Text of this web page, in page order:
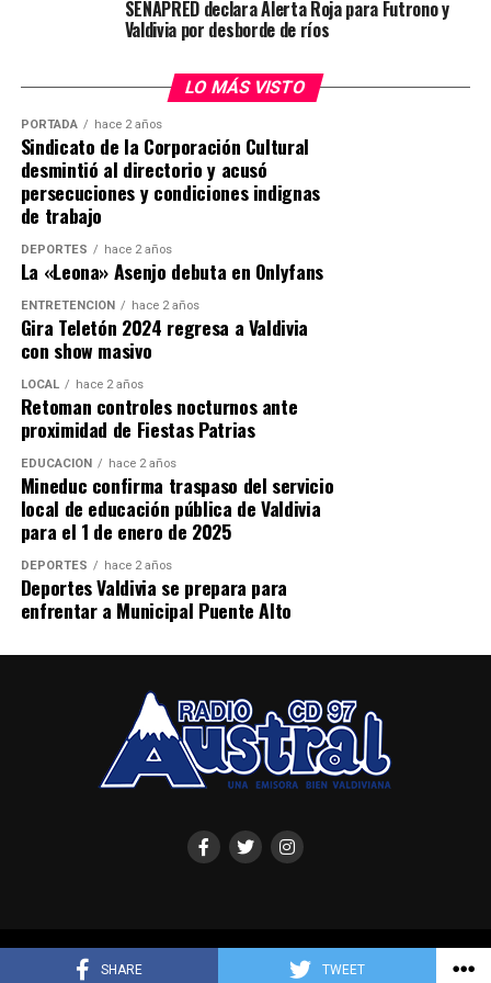
SHARE TWEET
trabajadores, sino que también fortalece a las
organizaciones a largo plazo” indica la CEO de Grupo
Post Views: 1.066
SENAPRED declara Alerta Roja para Futrono y
Valdivia por desborde de ríos
LO MÁS VISTO
PORTADA hace 2 años
Sindicato de la Corporación Cultural
desmintió al directorio y acusó
persecuciones y condiciones indignas
de trabajo
DEPORTES hace 2 años
La «Leona» Asenjo debuta en Onlyfans
ENTRETENCIÓN hace 2 años
Gira Teletón 2024 regresa a Valdivia
con show masivo
LOCAL hace 2 años
Retoman controles nocturnos ante
proximidad de Fiestas Patrias
EDUCACIÓN hace 2 años
Mineduc confirma traspaso del servicio
local de educación pública de Valdivia
para el 1 de enero de 2025
DEPORTES hace 2 años
Deportes Valdivia se prepara para
enfrentar a Municipal Puente Alto
Radio Austral de Valdivia - Copyright © 2025